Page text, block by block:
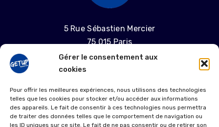
Gérer le consentement aux
cookies
Pour offrir les meilleures expériences, nous utilisons des technologies
telles que les cookies pour stocker et/ou accéder aux informations
des appareils. Le fait de consentir à ces technologies nous permettra
de traiter des données telles que le comportement de navigation ou
les ID uniques sur ce site. Le fait de ne pas consentir ou de retirer son
5 Rue Sébastien Mercier
75 015 Paris
MENTIONS LÉGALES